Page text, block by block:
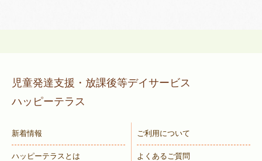
児童発達支援・放課後等デイサービス
ハッピーテラス
新着情報
ハッピーテラスとは
ご利用について
よくあるご質問